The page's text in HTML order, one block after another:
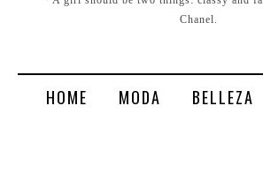
Chanel.
HOME MODA BELLEZA